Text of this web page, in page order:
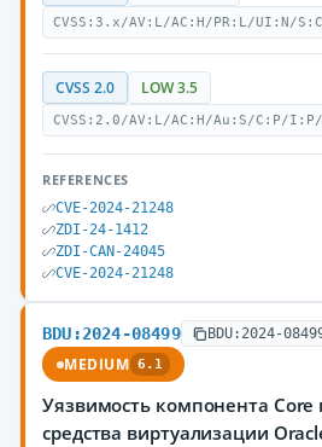
CVSS:3.x/AV:L/AC:H/PR:L/UI:N/
CVSS 2.0 LOW 3.5
CVSS:2.0/AV:L/AC:H/Au:S/C:P/
REFERENCES
CVE-2024-21248
ZDI-24-1412
ZDI-CAN-24045
CVE-2024-21248
BDU:2024-08499 BDU:2024-
MEDIUM 6.1
Уязвимость компонента
средства виртуализации